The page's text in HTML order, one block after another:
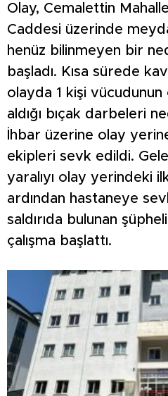
Olay, Cemalettin
Caddesi üzerinde
henüz bilinmeyen bir
başladı. Kısa sürede
olayda 1 kişi
aldığı bıçak darbeleri
İhbar üzerine olay
ekipleri sevk edildi.
yaralıyı olay yerindeki
ardından hastaneye
saldırıda bulunan
çalışma başlattı.